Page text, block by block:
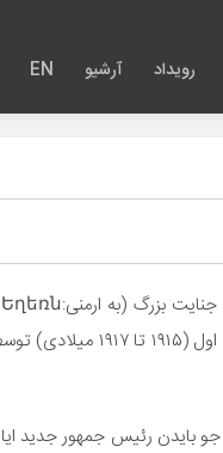
رویداد آرشیو EN
عمدی و از پیش برنامه‌ریزی شده (نسل‌کشی) جمعیت
بایدن رئیس جمهور جدید